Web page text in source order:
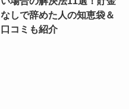
なしで辞めた人の知恵袋＆
口コミも紹介